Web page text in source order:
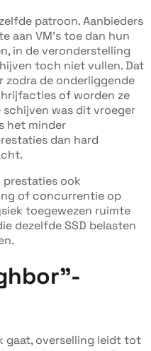
patroon. Aanbieders
aan VM's toe dan hun
in de veronderstelling
toch niet vullen. Dat
zodra de onderliggende
of worden ze
was dit vroeger
het minder
dan hard
ook
of concurrentie op
toegewezen ruimte
dezelfde SSD belasten
gaat, overselling leidt tot